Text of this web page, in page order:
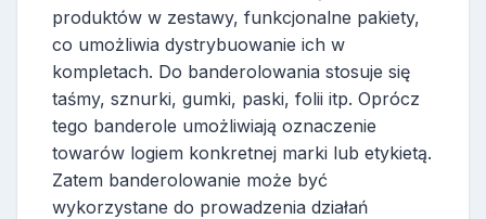
produktów w zestawy, funkcjonalne pakiety,
co umożliwia dystrybuowanie ich w
kompletach. Do banderolowania stosuje się
taśmy, sznurki, gumki, paski, folii itp. Oprócz
tego banderole umożliwiają oznaczenie
towarów logiem konkretnej marki lub etykietą.
Zatem banderolowanie może być
wykorzystane do prowadzenia działań